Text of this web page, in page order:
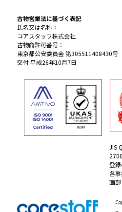
古物営業法に基づく表記
氏名又は名称：
コアスタッフ株式会社
古物商許可番号：
東京都公安委員会 第305511408430号
交付 平成26年10月7日
JIS
登
各
画部